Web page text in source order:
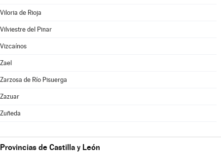
Viloria de Rioja
Vilviestre del Pinar
Vizcaínos
Zael
Zarzosa de Río Pisuerga
Zazuar
Zuñeda
Provincias de Castilla y León